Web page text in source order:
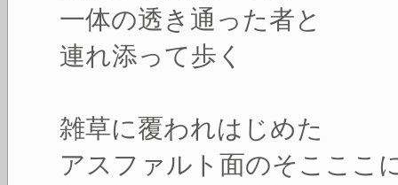
一体の透き通った者と
連れ添って歩く
雑草に覆われはじめた
アスファルト面のそこここ